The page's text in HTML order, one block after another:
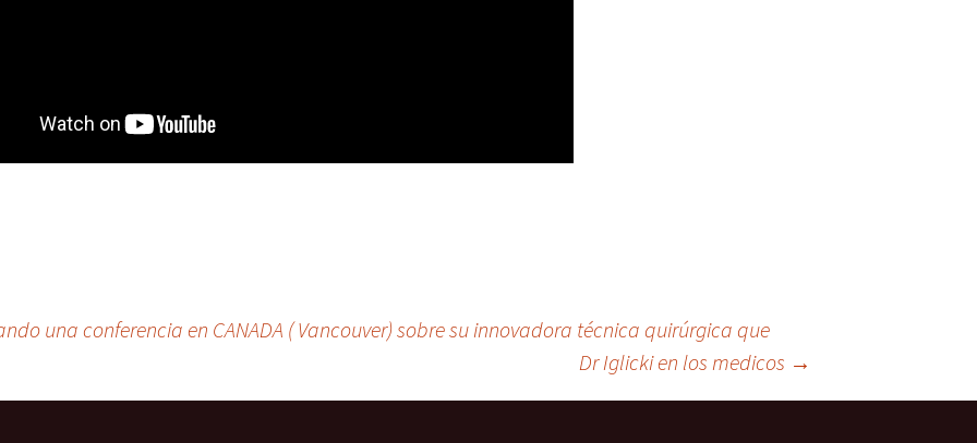
una conferencia en CANADA ( Vancouver) sobre su innovadora técnica quirúrgica que
Dr Iglicki en los medicos →